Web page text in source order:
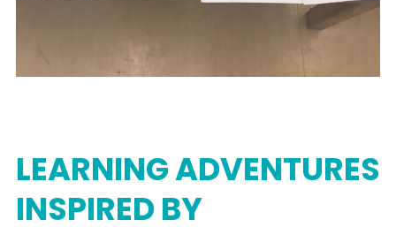
LEARNING ADVENTURES
INSPIRED BY